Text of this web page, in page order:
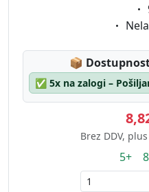
📦
✅ 5x na zalogi –
Brez DDV,
5+